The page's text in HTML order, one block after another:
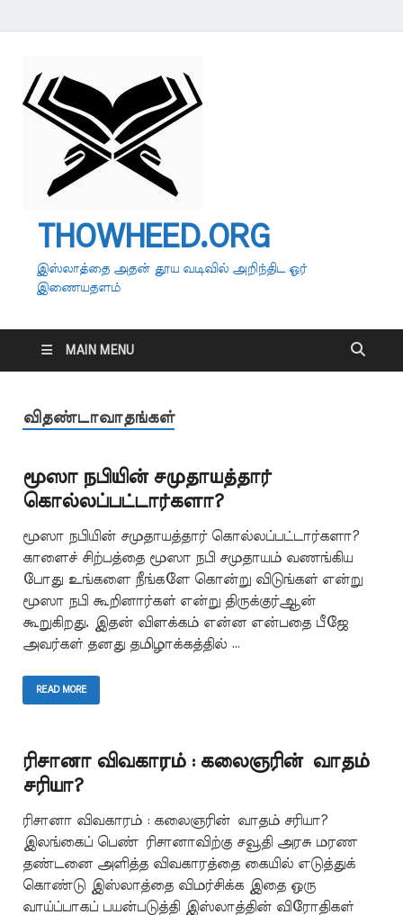
THOWHEED.ORG
இஸ்லாத்தை அதன் தூய வடிவில் அறிந்திட ஓர்
இணையதளம்
MAIN MENU
விதண்டாவாதங்கள்
மூஸா நபியின் சமுதாயத்தார்
கொல்லப்பட்டார்களா?
மூஸா நபியின் சமுதாயத்தார் கொல்லப்பட்டார்களா?
காளைச் சிற்பத்தை மூஸா நபி சமுதாயம் வணங்கிய
போது உங்களை நீங்களே கொன்று விடுங்கள் என்று
மூஸா நபி கூறினார்கள் என்று திருக்குர்ஆன்
கூறுகிறது. இதன் விளக்கம் என்ன என்பதை பீஜே
அவர்கள் தனது தமிழாக்கத்தில் …
READ MORE
ரிசானா விவகாரம் : கலைஞரின் வாதம்
சரியா?
ரிசானா விவகாரம் : கலைஞரின் வாதம் சரியா?
இலங்கைப் பெண் ரிசானாவிற்கு சவூதி அரசு மரண
தண்டனை அளித்த விவகாரத்தை கையில் எடுத்துக்
கொண்டு இஸ்லாத்தை விமர்சிக்க இதை ஒரு
வாய்ப்பாகப் பயன்படுத்தி இஸ்லாத்தின் விரோதிகள்